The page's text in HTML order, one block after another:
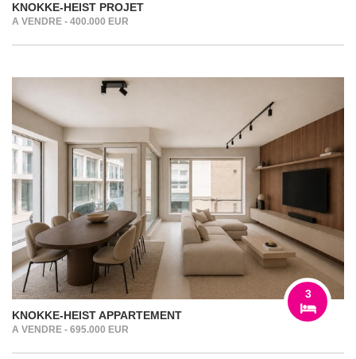
KNOKKE-HEIST PROJET
A VENDRE - 400.000 EUR
KNOKKE-HEIST APPARTEMENT
A VENDRE - 695.000 EUR
3